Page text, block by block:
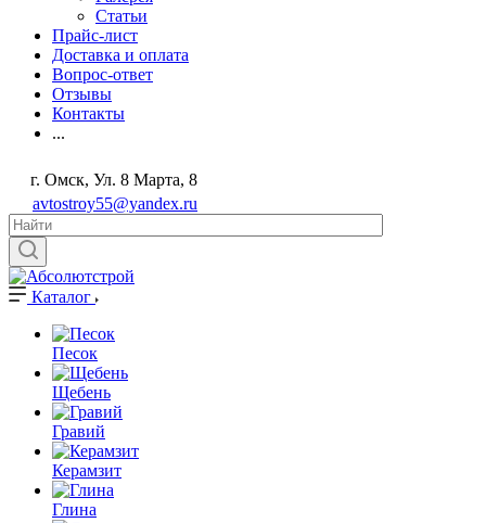
Статьи
Прайс-лист
Доставка и оплата
Вопрос-ответ
Отзывы
Контакты
...
г. Омск, Ул. 8 Марта, 8
avtostroy55@yandex.ru
Каталог
Песок
Щебень
Гравий
Керамзит
Глина